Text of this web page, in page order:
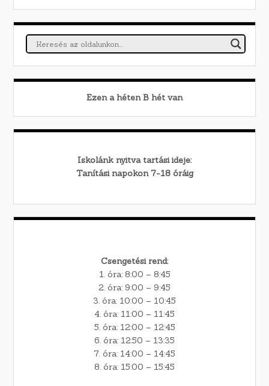
Ezen a héten B hét van
Iskolánk nyitva tartási ideje:
Tanítási napokon 7-18 óráig
Csengetési rend:
1. óra: 8:00 – 8:45
2. óra: 9:00 – 9:45
3. óra: 10:00 – 10:45
4. óra: 11:00 – 11:45
5. óra: 12:00 – 12:45
6. óra: 12:50 – 13:35
7. óra: 14:00 – 14:45
8. óra: 15:00 – 15:45